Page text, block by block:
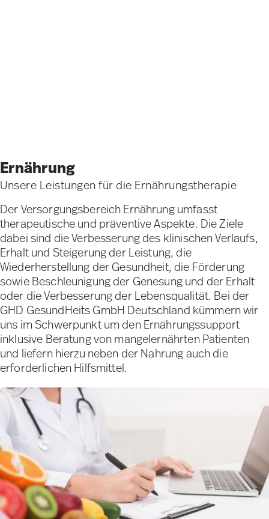
Ernährung
Unsere Leistungen für die Ernährungstherapie
Der Versorgungsbereich Ernährung umfasst
therapeutische und präventive Aspekte. Die Ziele
dabei sind die Verbesserung des klinischen Verlaufs,
Erhalt und Steigerung der Leistung, die
Wiederherstellung der Gesundheit, die Förderung
sowie Beschleunigung der Genesung und der Erhalt
oder die Verbesserung der Lebensqualität. Bei der
GHD GesundHeits GmbH Deutschland kümmern wir
uns im Schwerpunkt um den Ernährungssupport
inklusive Beratung von mangelernährten Patienten
und liefern hierzu neben der Nahrung auch die
erforderlichen Hilfsmittel.